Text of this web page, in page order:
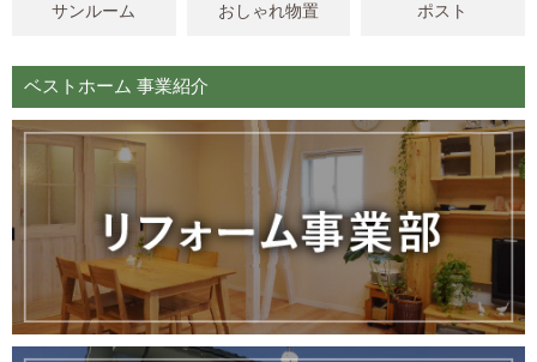
サンルーム おしゃれ物置 ポスト
ベストホーム 事業紹介